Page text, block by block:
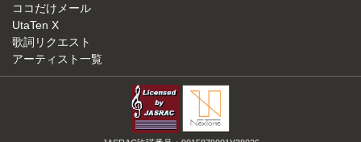
ココだけメール
UtaTen X
歌詞リクエスト
アーティスト一覧